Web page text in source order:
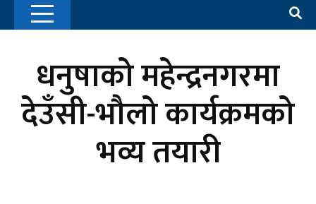
धनुषाको महेन्द्रनगरमा
देउँसी-भौलो कार्यक्रमको
भव्य तयारी